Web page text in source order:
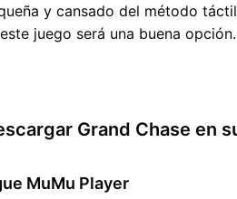
y cansado del método táctil
juego será una buena opción.
Grand Chase en
MuMu Player